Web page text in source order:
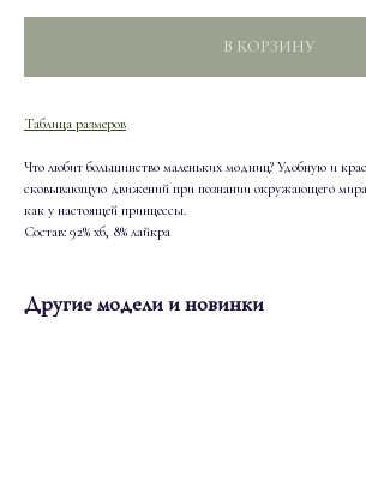
В КОРЗИНУ
Таблица размеров
Что любит большинство маленьких модниц? Удобную и
сковывающую движений при познании окружающего
как у настоящей принцессы.
Состав: 92% хб, 8% лайкра
Другие модели и новинки